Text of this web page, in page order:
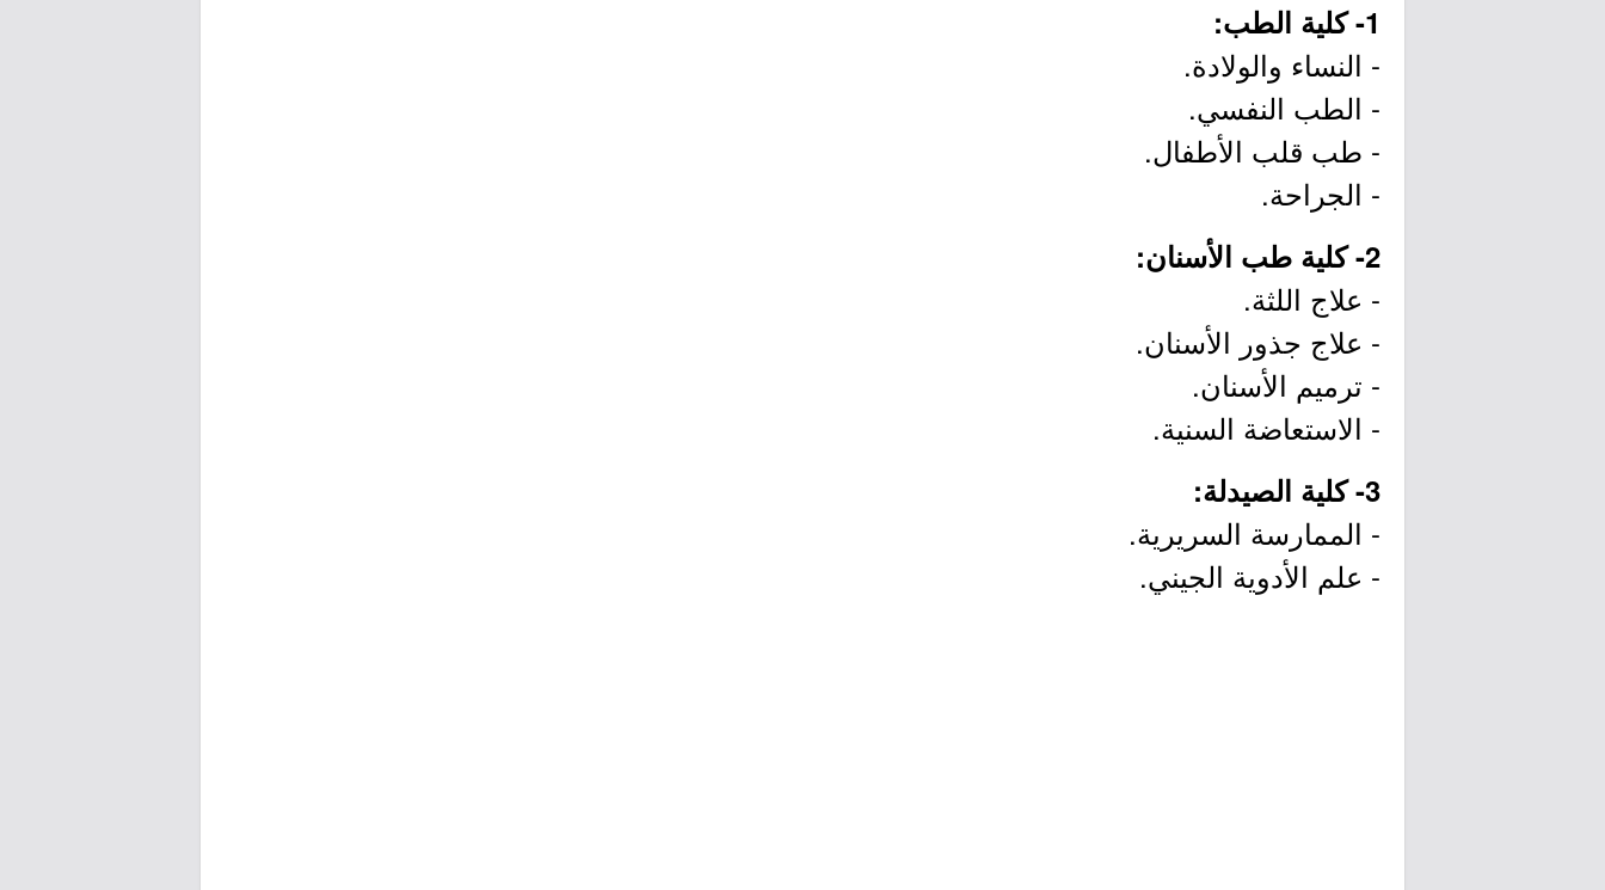
1- كلية الطب:
- النساء والولادة.
- الطب النفسي.
- طب قلب الأطفال.
- الجراحة.
2- كلية طب الأسنان:
- علاج اللثة.
- علاج جذور الأسنان.
- ترميم الأسنان.
- الاستعاضة السنية.
3- كلية الصيدلة:
- الممارسة السريرية.
- علم الأدوية الجيني.